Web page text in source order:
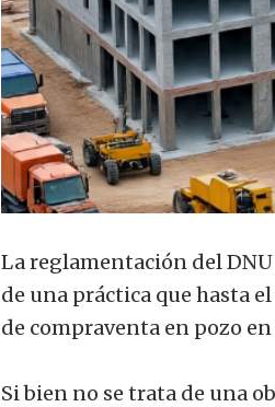
La reglamentación del
de una práctica que hasta
de compraventa en pozo
Si bien no se trata de una